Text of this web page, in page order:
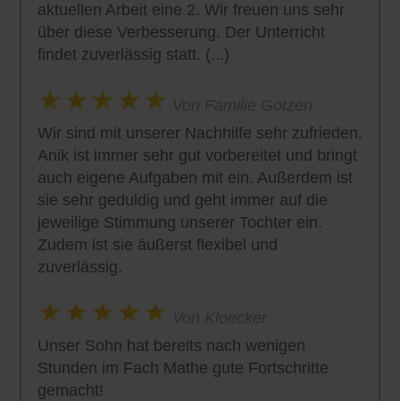
aktuellen Arbeit eine 2. Wir freuen uns sehr
über diese Verbesserung. Der Unterricht
findet zuverlässig statt. (...)
Wir sind mit unserer Nachhilfe sehr zufrieden.
Anik ist immer sehr gut vorbereitet und bringt
auch eigene Aufgaben mit ein. Außerdem ist
sie sehr geduldig und geht immer auf die
jeweilige Stimmung unserer Tochter ein.
Zudem ist sie äußerst flexibel und
zuverlässig.
Unser Sohn hat bereits nach wenigen
Stunden im Fach Mathe gute Fortschritte
gemacht!